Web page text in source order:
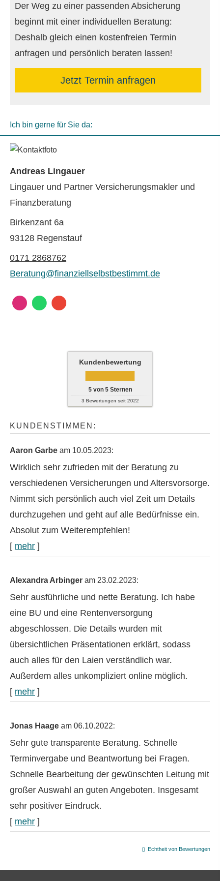
Der Weg zu einer passenden Absicherung
beginnt mit einer individuellen Beratung:
Deshalb gleich einen kostenfreien Termin
anfragen und persönlich beraten lassen!
Jetzt Termin anfragen
Ich bin gerne für Sie da:
Andreas Lingauer
Lingauer und Partner Ver­sicherungs­makler und
Finanzberatung
Birkenzant 6a
93128 Regenstauf
0171 2868762
Beratung@finanziellselbstbestimmt.de
Kundenbewertung
5von 5Sternen
3 Bewertungen seit 2022
KUNDENSTIMMEN:
Aaron Garbe am 10.05.2023:
Wirklich sehr zufrieden mit der Beratung zu
verschiedenen Versicherungen und Alters­vorsorge.
Nimmt sich persönlich auch viel Zeit um Details
durchzugehen und geht auf alle Bedürfnisse ein.
Absolut zum Weiterempfehlen!
[ mehr ]
Alexandra Arbinger am 23.02.2023:
Sehr ausführliche und nette Beratung. Ich habe
eine BU und eine Rentenversorgung
abgeschlossen. Die Details wurden mit
übersichtlichen Präsentationen erklärt, sodass
auch alles für den Laien verständlich war.
Außerdem alles unkompliziert online möglich.
[ mehr ]
Jonas Haage am 06.10.2022:
Sehr gute transparente Beratung. Schnelle
Terminvergabe und Beantwortung bei Fragen.
Schnelle Bearbeitung der gewünschten Leitung mit
großer Auswahl an guten Angeboten. Insgesamt
sehr positiver Eindruck.
[ mehr ]
Echtheit von Bewertungen